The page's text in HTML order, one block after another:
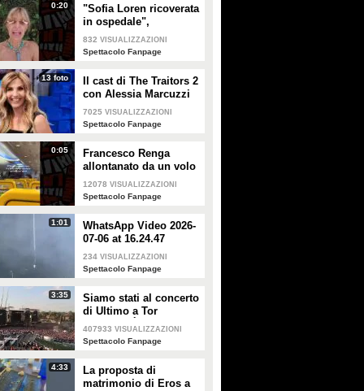
0:20
"Sofia Loren ricoverata
in ospedale",
Alessandra Mussolini
smentisce: "È serena e
832 VISUALIZZAZIONI
Spettacolo Fanpage
13 foto
Il cast di The Traitors 2
con Alessia Marcuzzi
7025 VISUALIZZAZIONI
Spettacolo Fanpage
0:05
Francesco Renga
allontanato da un volo
Ryanair dopo una
discussione con gli
12078 VISUALIZZAZIONI
Spettacolo Fanpage
1:01
WhatsApp Video 2026-
07-06 at 16.24.47
234 VISUALIZZAZIONI
Spettacolo Fanpage
3:35
Siamo stati al concerto
di Ultimo a Tor
Vergata: "È il giorno
che aspettavo, questa è
407933 VISUALIZZAZIONI
Spettacolo Fanpage
4:33
La proposta di
matrimonio di Eros a